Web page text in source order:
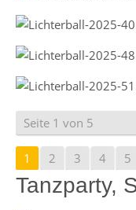
Seite 1 von 5
1 2 3 4 5
Tanzparty,